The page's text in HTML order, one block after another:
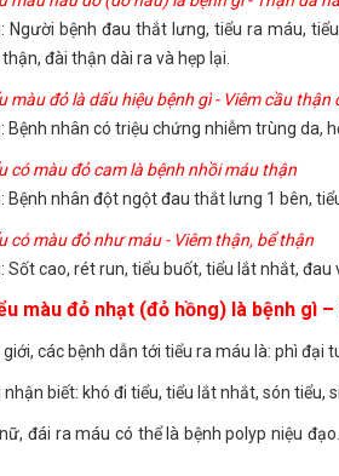
Người bệnh đau thắt lưng, tiểu ra máu,
đài thận dài ra và hẹp lại.
màu đỏ là dấu hiệu bệnh gì - Viêm cầu thận
Bệnh nhân có triệu chứng nhiễm trùng da,
có màu đỏ cam là bệnh nhồi máu thận
Bệnh nhân đột ngột đau thắt lưng 1 bên,
có màu đỏ như máu - Viêm thận, bể thận
Sốt cao, rét run, tiểu buốt, tiểu lắt nhắt,
màu đỏ nhạt (đỏ hồng) là bệnh gì
các bệnh dẫn tới tiểu ra máu là: phì đại
biết: khó đi tiểu, tiểu lắt nhắt, són tiểu,
đái ra máu có thể là bệnh polyp niệu